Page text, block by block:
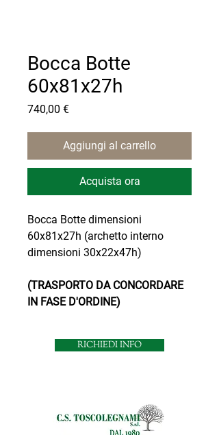
Bocca Botte
60x81x27h
740,00 €Prezzo
Aggiungi al carrello
Acquista ora
Bocca Botte dimensioni
60x81x27h (archetto interno
dimensioni 30x22x47h)
(TRASPORTO DA CONCORDARE
IN FASE D'ORDINE)
RICHIEDI INFO